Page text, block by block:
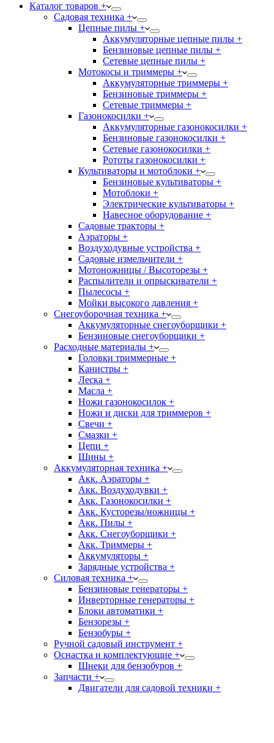
Каталог товаров +
Садовая техника +
Цепные пилы +
Аккумуляторные цепные пилы +
Бензиновые цепные пилы +
Сетевые цепные пилы +
Мотокосы и триммеры +
Аккумуляторные триммеры +
Бензиновые триммеры +
Сетевые триммеры +
Газонокосилки +
Аккумуляторные газонокосилки +
Бензиновые газонокосилки +
Сетевые газонокосилки +
Рототы газонокосилки +
Культиваторы и мотоблоки +
Бензиновые культиваторы +
Мотоблоки +
Электрические культиваторы +
Навесное оборудование +
Садовые тракторы +
Аэраторы +
Воздуходувные устройства +
Садовые измельчители +
Мотоножницы / Высоторезы +
Распылители и опрыскиватели +
Пылесосы +
Мойки высокого давления +
Снегоуборочная техника +
Аккумуляторные снегоуборщики +
Бензиновые снегоуборщики +
Расходные материалы +
Головки триммерные +
Канистры +
Леска +
Масла +
Ножи газонокосилок +
Ножи и диски для триммеров +
Свечи +
Смазки +
Цепи +
Шины +
Аккумуляторная техника +
Акк. Аэраторы +
Акк. Воздуходувки +
Акк. Газонокосилки +
Акк. Кусторезы/ножницы +
Акк. Пилы +
Акк. Снегоуборщики +
Акк. Триммеры +
Аккумуляторы +
Зарядные устройства +
Силовая техника +
Бензиновые генераторы +
Инверторные генераторы +
Блоки автоматики +
Бензорезы +
Бензобуры +
Ручной садовый инструмент +
Оснастка и комплектующие +
Шнеки для бензобуров +
Запчасти +
Двигатели для садовой техники +